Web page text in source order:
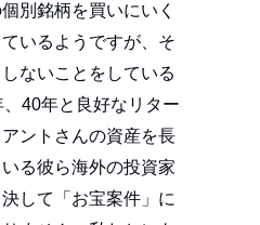
別銘柄を買いにいく
いるようですが、そ
ないことをしている
40年と良好なリター
ントさんの資産を長
る彼ら海外の投資家
して「お宝案件」に